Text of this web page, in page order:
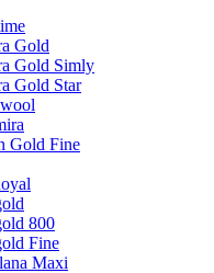
Gold
Gold Simly
Gold Star
Gold Fine
800
Fine
Maxi